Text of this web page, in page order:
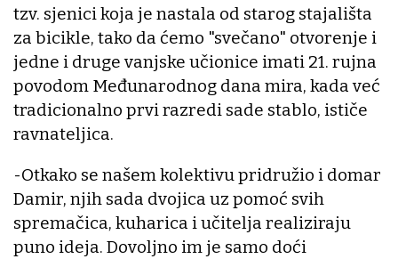
tzv. sjenici koja je nastala od starog stajališta
za bicikle, tako da ćemo "svečano" otvorenje i
jedne i druge vanjske učionice imati 21. rujna
povodom Međunarodnog dana mira, kada već
tradicionalno prvi razredi sade stablo, ističe
ravnateljica.
-Otkako se našem kolektivu pridružio i domar
Damir, njih sada dvojica uz pomoć svih
spremačica, kuharica i učitelja realiziraju
puno ideja. Dovoljno im je samo doći